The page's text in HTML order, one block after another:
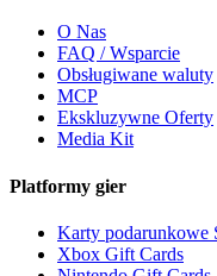
O Nas
FAQ / Wsparcie
Obsługiwane waluty
MCP
Ekskluzywne Oferty
Media Kit
Platformy gier
Karty podarunkowe
Xbox Gift Cards